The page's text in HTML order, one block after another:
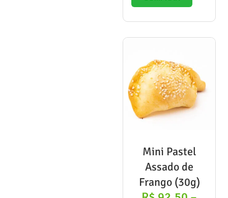
Mini Pastel
Assado de
Frango (30g)